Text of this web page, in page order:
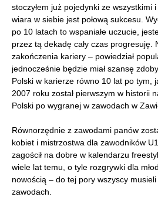
stoczyłem już pojedynki ze wszystkimi
wiara w siebie jest połową sukcesu.
po 10 latach to wspaniałe uczucie,
przez tą dekadę cały czas progresuję.
zakończenia kariery – powiedział
jednocześnie będzie miał szansę
Polski w karierze równo 10 lat po tym,
2007 roku został pierwszym w historii
Polski po wygranej w zawodach w
Równorzędnie z zawodami panów
kobiet i mistrzostwa dla zawodników
zagościł na dobre w kalendarzu
wiele lat temu, o tyle rozgrywki dla
nowością – do tej pory wszyscy
zawodach.